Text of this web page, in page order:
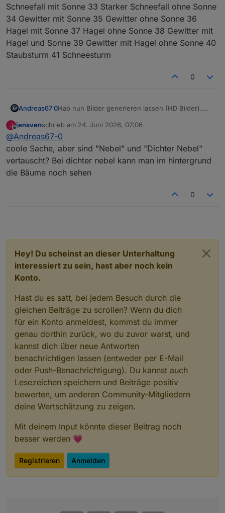
Schneefall mit Sonne 33 Starker Schneefall ohne Sonne
34 Gewitter mit Sonne 35 Gewitter ohne Sonne 36
Hagel mit Sonne 37 Hagel ohne Sonne 38 Gewitter mit
Hagel und Sonne 39 Gewitter mit Hagel ohne Sonne 40
Staubsturm 41 Schneesturm
0
Andreas67 0Hab nun Bilder generieren lassen (HD Bilder).
daraus sicher schöne einzelne HD Bilder
erstellen. Dann ist das Set mit 41 Bilder voll
Hab leider aktuell nicht die Zeit dafür.
Schleierwolken mit sichtbarer Sonne 03
Aufgelockerte Bewölkung mit Sonne 04 Teilweise
Staubdunst mit sichtbarer Sonne 07 Staubdunst
bei bedecktem Himmel 08 Nebel 09 Dichter Nebel
10 Trockengewitter mit Sonne 11 Trockengewitter
J
Offline
jensvenschrieb am 24. Juni 2026, 07:06
zuletzt editiert von
@Andreas67-0
coole Sache, aber sind "Nebel" und "Dichter Nebel"
vertauscht? Bei dichter nebel kann man im hintergrund
die Bäume noch sehen
0
Hey! Du scheinst an dieser Unterhaltung
interessiert zu sein, hast aber noch kein
Konto.
Hast du es satt, bei jedem Besuch durch die
gleichen Beiträge zu scrollen? Wenn du dich
für ein Konto anmeldest, kommst du immer
genau dorthin zurück, wo du zuvor warst, und
kannst dich über neue Antworten
benachrichtigen lassen (entweder per E-Mail
oder Push-Benachrichtigung). Du kannst auch
Lesezeichen speichern und Beiträge positiv
bewerten, um anderen Community-Mitgliedern
deine Wertschätzung zu zeigen.
Mit deinem Input könnte dieser Beitrag noch
besser werden 💗
Registrieren Anmelden